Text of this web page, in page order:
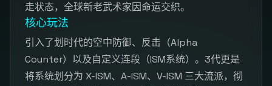
走状态，全球新老武术家因命运交织。
核心玩法
引入了划时代的空中防御、反击（Alpha
Counter）以及自定义连段（ISM系统）。3代更是
将系统划分为 X-ISM、A-ISM、V-ISM 三大流派，彻